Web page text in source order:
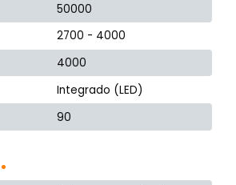
50000
2700 - 4000
4000
Integrado (LED)
90